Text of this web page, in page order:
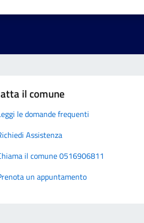
il comune
le domande frequenti
Assistenza
il comune 0516906811
un appuntamento